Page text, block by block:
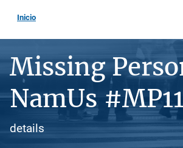
Inicio
Missing
NamUs
details